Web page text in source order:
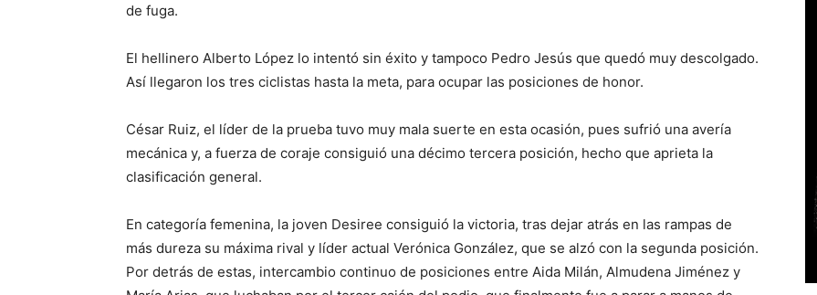
de fuga.
El hellinero Alberto López lo intentó sin éxito y tampoco Pedro Jesús que quedó muy descolgado.
Así llegaron los tres ciclistas hasta la meta, para ocupar las posiciones de honor.
César Ruiz, el líder de la prueba tuvo muy mala suerte en esta ocasión, pues sufrió una avería
mecánica y, a fuerza de coraje consiguió una décimo tercera posición, hecho que aprieta la
clasificación general.
En categoría femenina, la joven Desiree consiguió la victoria, tras dejar atrás en las rampas de
más dureza su máxima rival y líder actual Verónica González, que se alzó con la segunda posición.
Por detrás de estas, intercambio continuo de posiciones entre Aida Milán, Almudena Jiménez y